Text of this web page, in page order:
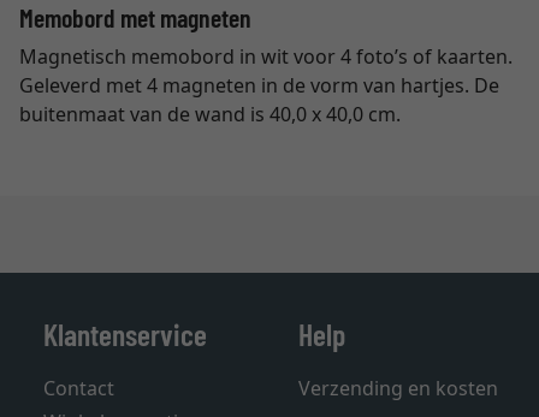
Memobord met magneten
Magnetisch memobord in wit voor 4 foto’s of kaarten.
Geleverd met 4 magneten in de vorm van hartjes. De
buitenmaat van de wand is 40,0 x 40,0 cm.
Klantenservice
Contact
Help
Verzending en kosten